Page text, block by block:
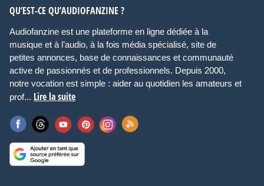
QU’EST-CE QU’AUDIOFANZINE ?
Audiofanzine est une plateforme en ligne dédiée à la
musique et à l’audio, à la fois média spécialisé, site de
petites annonces, base de connaissances et communauté
active de passionnés et de professionnels. Depuis 2000,
notre vocation est simple : aider au quotidien les amateurs et
prof... Lire la suite